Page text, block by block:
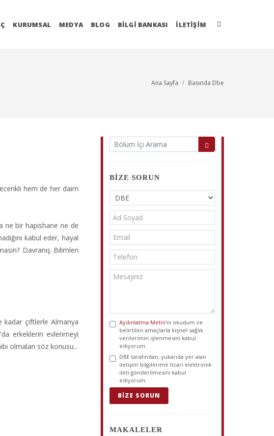
KURUMSAL MEDYA BLOG BİLGİ BANKASI İLETIŞIM
Ana Sayfa Basında Dbe
hem de her daim
ne bir hapishane ne de
kabul eder, hayal
Davranış Bilimleri
kadar çiftlerle Almanya
erkeklerin evlenmeyi
olmaları söz konusu...
BIZE SORUN
Aydınlatma Metni’ni okudum ve
belirtilen amaçlarla kişisel sağlık
verilerimin işlenmesini kabul
ediyorum.
DBE tarafından, yukarıda yer alan
iletişim bilgilerime ticari elektronik
ileti gönderilmesini kabul
ediyorum.
BIZE SORUN
MAKALELER